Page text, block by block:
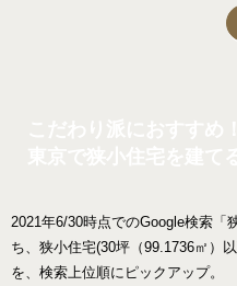
2021年6/30時点でのGoogle検索
ち、狭小住宅(30坪（99.1736㎡）
を、検索上位順にピックアップ。